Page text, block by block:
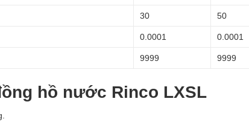
30 50
0.0001 0.0001
9999 9999
hồ nước Rinco LXSL